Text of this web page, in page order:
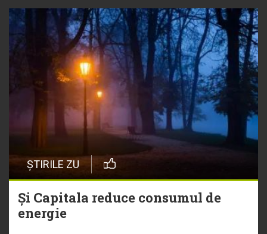
ȘTIRILE ZU
Și Capitala reduce consumul de
energie